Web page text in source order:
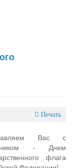
Печать
Вас с
- Днем
флага